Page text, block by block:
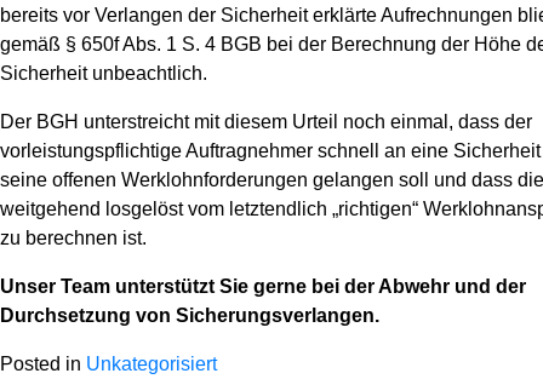
bereits vor Verlangen der Sicherheit erklärte Aufrechnungen
gemäß § 650f Abs. 1 S. 4 BGB bei der Berechnung der Höhe
Sicherheit unbeachtlich.
Der BGH unterstreicht mit diesem Urteil noch einmal, dass der
vorleistungspflichtige Auftragnehmer schnell an eine Sicherheit
seine offenen Werklohnforderungen gelangen soll und dass
weitgehend losgelöst vom letztendlich „richtigen“
zu berechnen ist.
Unser Team unterstützt Sie gerne bei der Abwehr und der
Durchsetzung von Sicherungsverlangen.
Posted in Unkategorisiert